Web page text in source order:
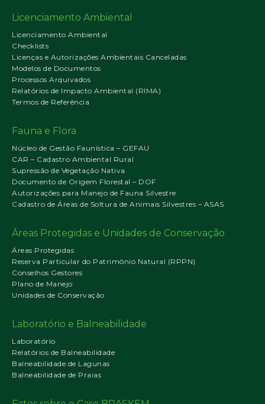
Licenciamento Ambiental
Licenciamento Ambiental
Checklists
Licenças e Autorizações Ambientais Canceladas
Modelos de Documentos
Processos Arquivados
Relatórios de Impacto Ambiental (RIMA)
Termos de Referência
Fauna e Flora
Núcleo de Gestão Faunística – GEFAU
CAR – Cadastro Ambiental Rural
Supressão de Vegetação Nativa
Documento de Origem Florestal – DOF
Autorizações para Manejo de Fauna Silvestre
Cadastro de Áreas de Soltura de Animais Silvestres – ASAS
Áreas Protegidas e Unidades de Conservação
Áreas Protegidas
Reserva Particular do Patrimônio Natural (RPPN)
Conselhos Gestores
Plano de Manejo
Unidades de Conservação
Laboratório e Balneabilidade
Laboratório
Relatórios de Balneabilidade
Balneabilidade de Lagunas
Balneabilidade de Praias